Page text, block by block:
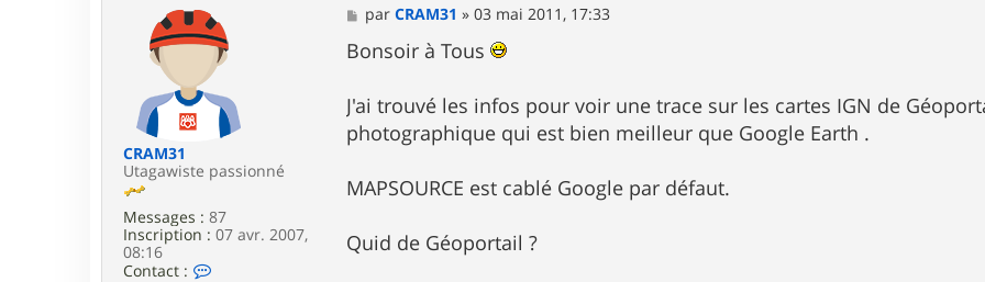
CRAM31
Utagawiste passionné
Messages : 87
Inscription : 07 avr. 2007,
08:16
Contact :
M
e
s
s
g
e
parCRAM31 »03 mai 2011, 17:33
Bonsoir à Tous
J'ai trouvé les infos pour voir une trace sur les cartes IGN de
photographique qui est bien meilleur que Google Earth .
MAPSOURCE est cablé Google par défaut.
Quid de Géoportail ?